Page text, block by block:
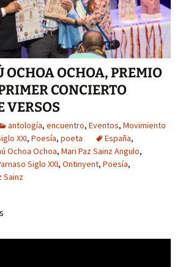
OCHOA OCHOA, PREMIO
CONCIERTO
VERSOS
antología, encuentro, Eventos, Movimiento
XXI, Poesía, poeta España,
Ochoa Ochoa, Mari Paz Sainz Angulo,
Siglo XXI, Ontinyent, Poesía,
Sainz